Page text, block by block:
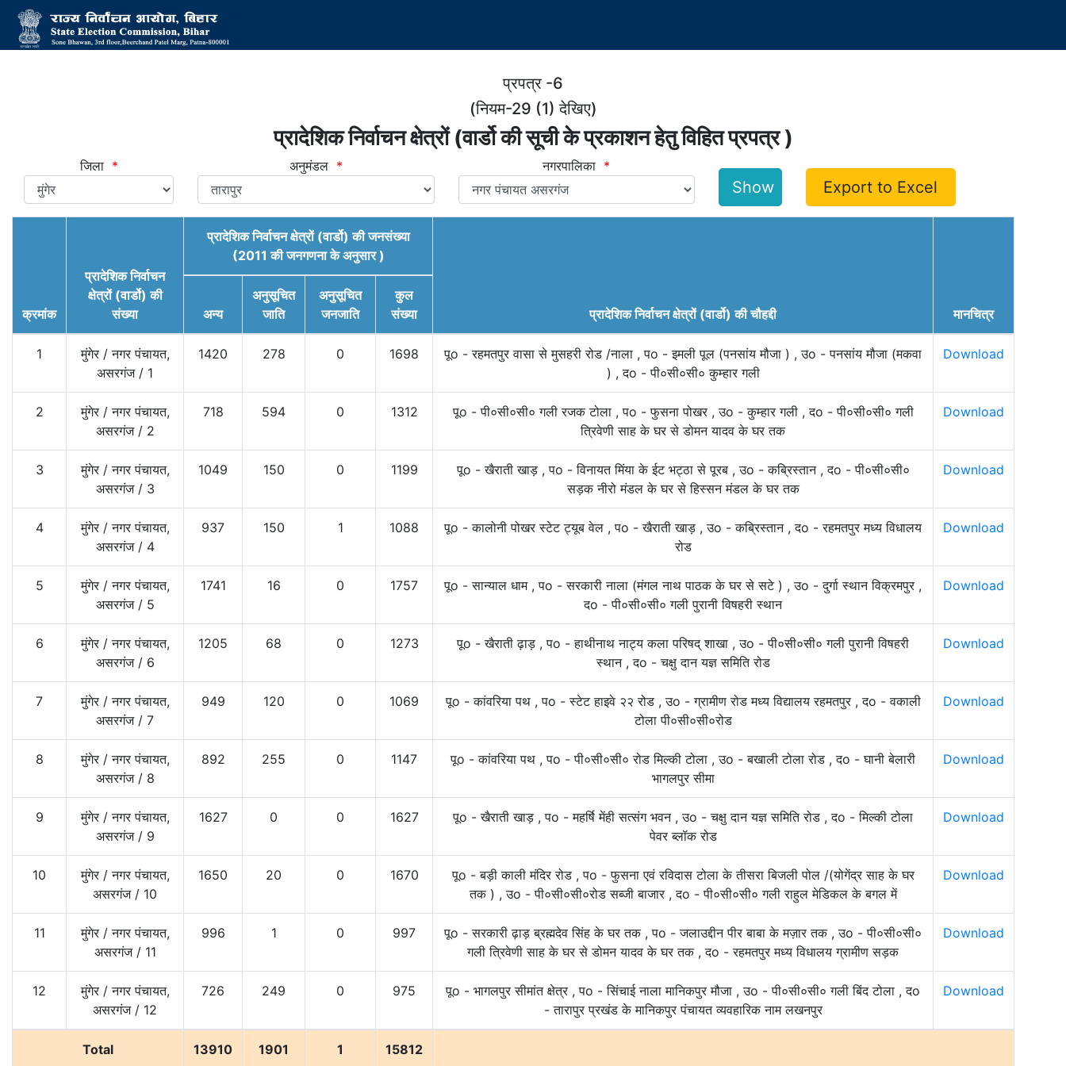
प्रपत्र -6
(नियम-29 (1) देखिए)
प्रादेशिक निर्वाचन क्षेत्रों (वार्डो की सूची के प्रकाशन हेतु विहित प्रपत्र )
जिला * अनुमंडल * नगरपालिका *
Export to Excel
क्रमांक
प्रादेशिक निर्वाचन
क्षेत्रों (वार्डो) की
संख्या
प्रादेशिक निर्वाचन क्षेत्रों (वार्डो) की जनसंख्या
(2011 की जनगणना के अनुसार )
प्रादेशिक निर्वाचन क्षेत्रों (वार्डो) की चौहद्दी मानचित्र
अन्य
अनुसूचित
जाति
अनुसूचित
जनजाति
कुल
संख्या
1 मुंगेर/नगर पंचायत,
असरगंज / 1
1420 278 0 1698
पूo - रहमतपुर वासा से मुसहरी रोड /नाला , पo - इमली पूल (पनसांय मौजा ) , उo - पनसांय मौजा (मकवा
) , दo - पी०सी०सी० कुम्हार गली
Download
2 मुंगेर/नगर पंचायत,
असरगंज / 2
718 594 0 1312
पूo - पी०सी०सी० गली रजक टोला , पo - फुसना पोखर , उo - कुम्हार गली , दo - पी०सी०सी० गली
त्रिवेणी साह के घर से डोमन यादव के घर तक
Download
3 मुंगेर/नगर पंचायत,
असरगंज / 3
1049 150 0 1199
पूo - खैराती खाड़ , पo - विनायत मिंया के ईट भट्ठा से पूरब , उo - कब्रिस्तान , दo - पी०सी०सी०
सड़क नीरो मंडल के घर से हिस्सन मंडल के घर तक
Download
4 मुंगेर/नगर पंचायत,
असरगंज / 4
937 150 1 1088
पूo - कालोनी पोखर स्टेट ट्यूब वेल , पo - खैराती खाड़ , उo - कब्रिस्तान , दo - रहमतपुर मध्य विधालय
रोड
Download
5 मुंगेर/नगर पंचायत,
असरगंज / 5
1741 16 0 1757
पूo - सान्याल धाम , पo - सरकारी नाला (मंगल नाथ पाठक के घर से सटे ) , उo - दुर्गा स्थान विक्रमपुर ,
दo - पी०सी०सी० गली पुरानी विषहरी स्थान
Download
6 मुंगेर/नगर पंचायत,
असरगंज / 6
1205 68 0 1273
पूo - खैराती ढ़ाड़ , पo - हाथीनाथ नाट्य कला परिषद् शाखा , उo - पी०सी०सी० गली पुरानी विषहरी
स्थान , दo - चक्षु दान यज्ञ समिति रोड
Download
7 मुंगेर/नगर पंचायत,
असरगंज / 7
949 120 0 1069
पूo - कांवरिया पथ , पo - स्टेट हाइवे २२ रोड , उo - ग्रामीण रोड मध्य विद्यालय रहमतपुर , दo - वकाली
टोला पी०सी०सी०रोड
Download
8 मुंगेर/नगर पंचायत,
असरगंज / 8
892 255 0 1147
पूo - कांवरिया पथ , पo - पी०सी०सी० रोड मिल्की टोला , उo - बखाली टोला रोड , दo - घानी बेलारी
भागलपुर सीमा
Download
9 मुंगेर/नगर पंचायत,
असरगंज / 9
1627 0 0 1627
पूo - खैराती खाड़ , पo - महर्षि मेंही सत्संग भवन , उo - चक्षु दान यज्ञ समिति रोड , दo - मिल्की टोला
पेवर ब्लॉक रोड
Download
10 मुंगेर/नगर पंचायत,
असरगंज / 10
1650 20 0 1670
पूo - बड़ी काली मंदिर रोड , पo - फुसना एवं रविदास टोला के तीसरा बिजली पोल /(योगेंद्र साह के घर
तक ) , उo - पी०सी०सी०रोड सब्जी बाजार , दo - पी०सी०सी० गली राहुल मेडिकल के बगल में
Download
11 मुंगेर/नगर पंचायत,
असरगंज / 11
996 1 0 997
पूo - सरकारी ढ़ाड़ ब्रह्मदेव सिंह के घर तक , पo - जलाउद्दीन पीर बाबा के मज़ार तक , उo - पी०सी०सी०
गली त्रिवेणी साह के घर से डोमन यादव के घर तक , दo - रहमतपुर मध्य विधालय ग्रामीण सड़क
Download
12 मुंगेर/नगर पंचायत,
असरगंज / 12
726 249 0 975
पूo - भागलपुर सीमांत क्षेत्र , पo - सिंचाई नाला मानिकपुर मौजा , उo - पी०सी०सी० गली बिंद टोला , दo
- तारापुर प्रखंड के मानिकपुर पंचायत व्यवहारिक नाम लखनपुर
Download
Total 13910 1901 1 15812